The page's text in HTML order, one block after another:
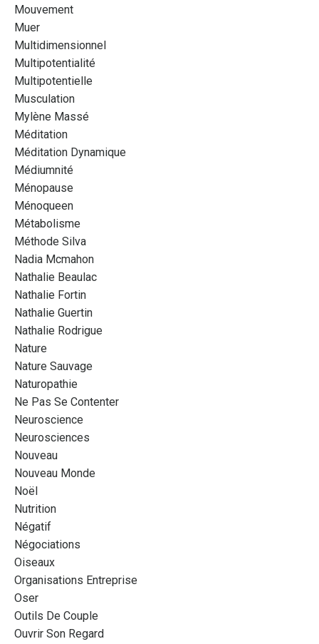
Mouvement
Muer
Multidimensionnel
Multipotentialité
Multipotentielle
Musculation
Mylène Massé
Méditation
Méditation Dynamique
Médiumnité
Ménopause
Ménoqueen
Métabolisme
Méthode Silva
Nadia Mcmahon
Nathalie Beaulac
Nathalie Fortin
Nathalie Guertin
Nathalie Rodrigue
Nature
Nature Sauvage
Naturopathie
Ne Pas Se Contenter
Neuroscience
Neurosciences
Nouveau
Nouveau Monde
Noël
Nutrition
Négatif
Négociations
Oiseaux
Organisations Entreprise
Oser
Outils De Couple
Ouvrir Son Regard